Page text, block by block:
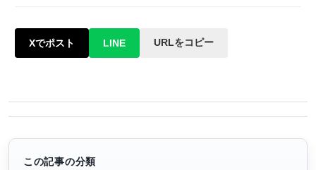
Xでポスト LINE URLをコピー
この記事の分類